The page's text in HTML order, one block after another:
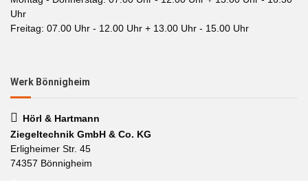
Uhr
Freitag: 07.00 Uhr - 12.00 Uhr + 13.00 Uhr - 15.00 Uhr
Werk Bönnigheim
Hörl & Hartmann
Ziegeltechnik GmbH & Co. KG
Erligheimer Str. 45
74357 Bönnigheim